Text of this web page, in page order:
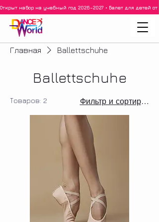
Открыт набор на учебный год 2026–2027 • Балет для детей
Главная Ballettschuhe
Ballettschuhe
Товаров: 2 Фильтр и сортировка